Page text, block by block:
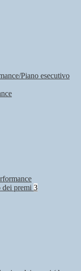
Piano esecutivo
dei premi 3